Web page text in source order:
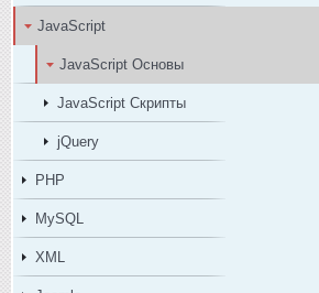
JavaScript
JavaScript Основы
JavaScript Скрипты
jQuery
PHP
MySQL
XML